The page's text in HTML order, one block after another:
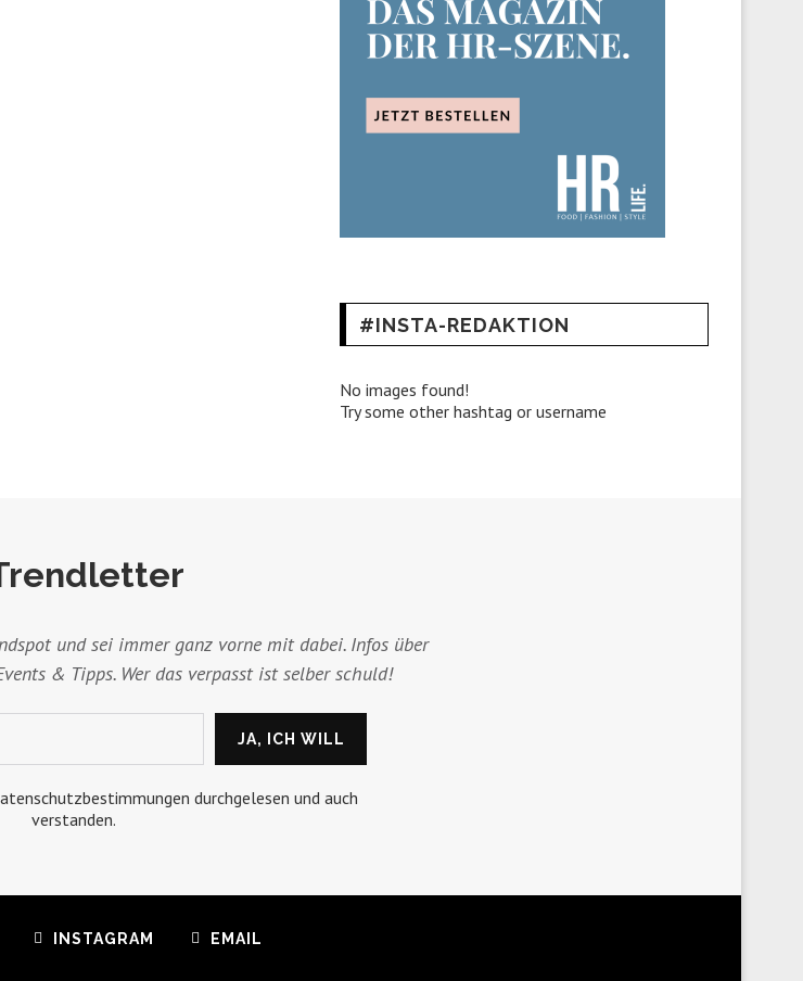
#INSTA-REDAKTION
No images found!
Try some other hashtag or username
und sei immer ganz vorne mit dabei. Infos über
& Tipps. Wer das verpasst ist selber schuld!
durchgelesen und auch
verstanden.
INSTAGRAM EMAIL